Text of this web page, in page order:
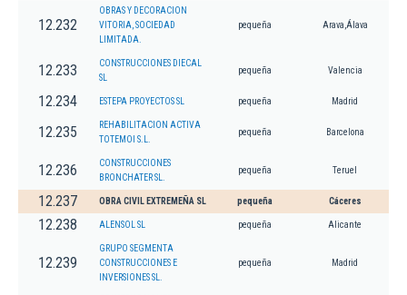
12.232
OBRAS Y DECORACION
VITORIA, SOCIEDAD
LIMITADA.
pequeña Arava,Álava
12.233
CONSTRUCCIONES DIECAL
SL
pequeña Valencia
12.234 ESTEPA PROYECTOS SL pequeña Madrid
12.235
REHABILITACION ACTIVA
TOTEMOI S.L.
pequeña Barcelona
12.236
CONSTRUCCIONES
BRONCHATER SL.
pequeña Teruel
12.237 OBRA CIVIL EXTREMEÑA SL pequeña Cáceres
12.238 ALENSOL SL pequeña Alicante
12.239
GRUPO SEGMENTA
CONSTRUCCIONES E
INVERSIONES SL.
pequeña Madrid